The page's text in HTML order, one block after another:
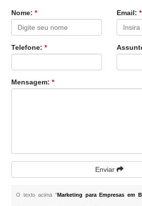
Nome:* Email: *
Telefone:*
Mensagem:*
Enviar
O texto acima "Marketing para Empresas em